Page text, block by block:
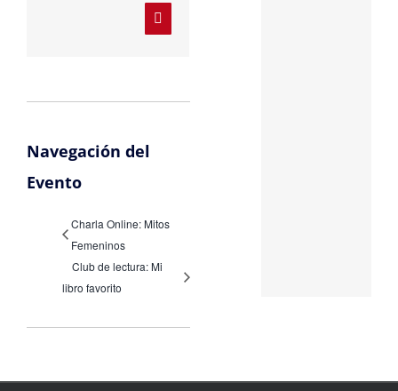
Navegación del
Evento
Charla Online: Mitos
Femeninos
Club de lectura: Mi
libro favorito